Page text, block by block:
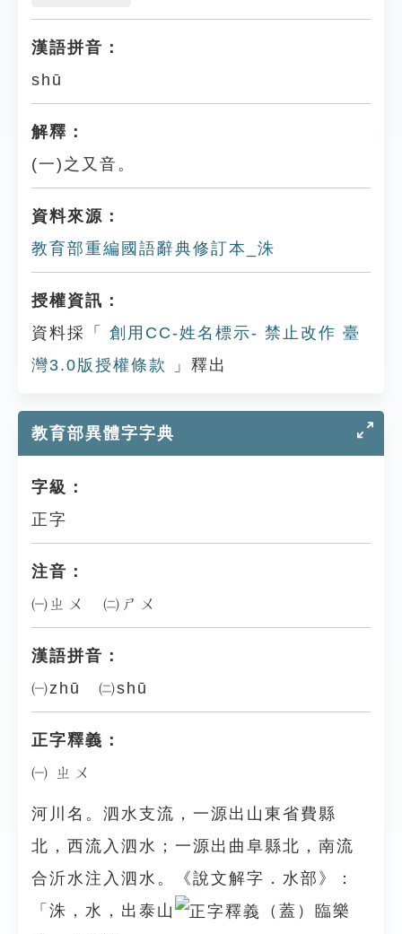
漢語拼音：
shū
解釋：
(一)之又音。
資料來源：
教育部重編國語辭典修訂本_洙
授權資訊：
資料採「
創用CC-姓名標示- 禁止改作 臺
灣3.0版授權條款
」釋出
教育部異體字字典
字級：
正字
注音：
㈠ㄓㄨ ㈡ㄕㄨ
漢語拼音：
㈠zhū ㈡shū
正字釋義：
㈠ ㄓㄨ
河川名。泗水支流，一源出山東省費縣
北，西流入泗水；一源出曲阜縣北，南流
合沂水注入泗水。《說文解字．水部》：
「洙，水，出泰山
（蓋）臨樂